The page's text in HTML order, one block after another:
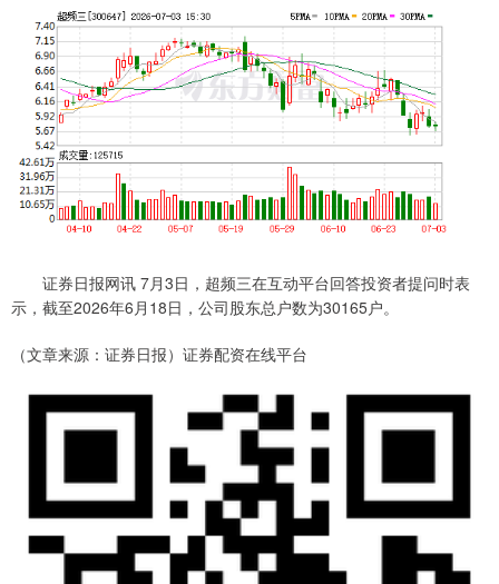
证券日报网讯 7月3日，超频三在互动平台回答投资者提问时表
示，截至2026年6月18日，公司股东总户数为30165户。
（文章来源：证券日报）证券配资在线平台